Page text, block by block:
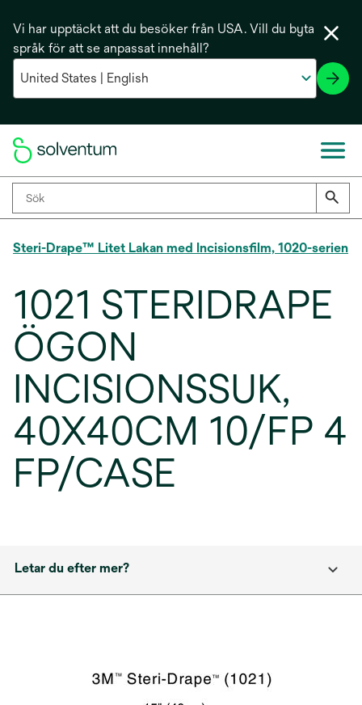
Vi har upptäckt att du besöker från USA. Vill du byta
språk för att se anpassat innehåll?
Steri-Drape™ Litet Lakan med Incisionsfilm, 1020-serien
1021 STERIDRAPE
ÖGON
INCISIONSSUK,
40X40CM 10/FP 4
FP/CASE
Letar du efter mer?